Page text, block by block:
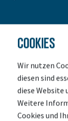
SERVICE
Leasing
Leasing Anfrage
Retouren
Leasing Rechner
Zahlungsarten
COOKIES
Wir nutzen
diesen sind
diese Website
Weitere
Cookies und